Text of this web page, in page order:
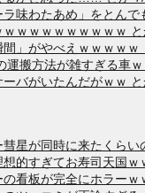
味わたあめ」をとん
ｗｗｗｗｗｗｗｗｗ
間」がやべえｗｗｗｗ
運搬方法が雑すぎる車
バがいたんだがｗｗ
星が同時に来たくら
的すぎてお寿司天国
看板が完全にホラー